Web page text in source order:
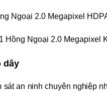
Ngoại 2.0 Megapixel
Hồng Ngoại 2.0 Megapixel
dây
sát an ninh chuyên nghiệp